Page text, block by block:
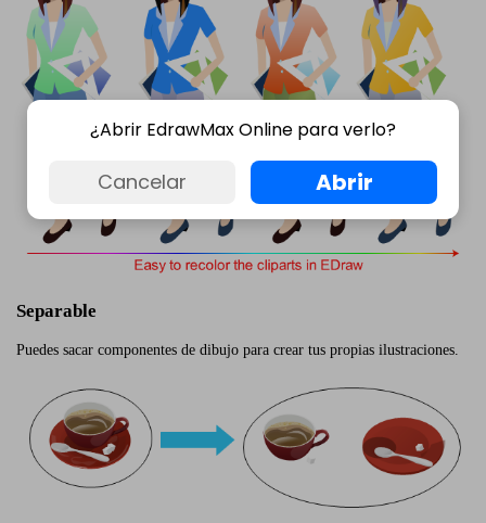
Separable
Puedes sacar componentes de dibujo para crear tus propias ilustraciones.
¿Abrir EdrawMax Online para verlo?
Cancelar Abrir